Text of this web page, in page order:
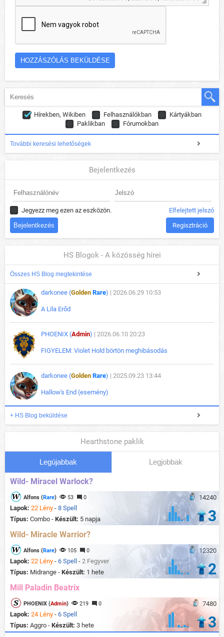
Hírekben, Wikiben Felhasználókban
Kártyákban
Paklikban
Fórumokban
További keresési lehetőségek
Bejelentkezés
Jegyezz meg ezen az eszközön. Elfelejtett jelszó
Regisztráció
HS Blogok - A közösség hírei
Összes HS Blog megtekintése
darkonee (Golden Rare) | 2026.06.29 10:53
A Lila Erőd
PHOENIX (Admin) | 2026.06.10 20:23
FIGYELEM: Violet Hold börtön meghibásodás
darkonee (Golden Rare) | 2025.09.23 13:44
Hallow's End (esemény)
+ HS Blog beküldése
Hearthstone paklik
Legújabbak Legjobbak
Wild- Miracel Warlock?
14240
Alfons (Rare) 53 0
Lapok: 22 Lény - 8 Spell
Típus: Combo - Készült: 5 napja 3
Wild- Miracle Warrior?
12320
Alfons (Rare) 105 0
Lapok: 22 Lény - 6 Spell - 2 Fegyver
Típus: Midrange - Készült: 1 hete 2
Mill Paladin Beatrix
7480
PHOENIX (Admin) 219 0
Lapok: 24 Lény - 6 Spell
Típus: Aggro - Készült: 3 hete 3